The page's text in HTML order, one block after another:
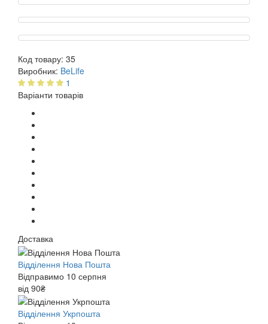
Код товару: 35
Виробник: BeLife
1
Варіанти товарів
Доставка
Відділення Нова Пошта
Відправимо 10 серпня
від 90₴
Відділення Укрпошта